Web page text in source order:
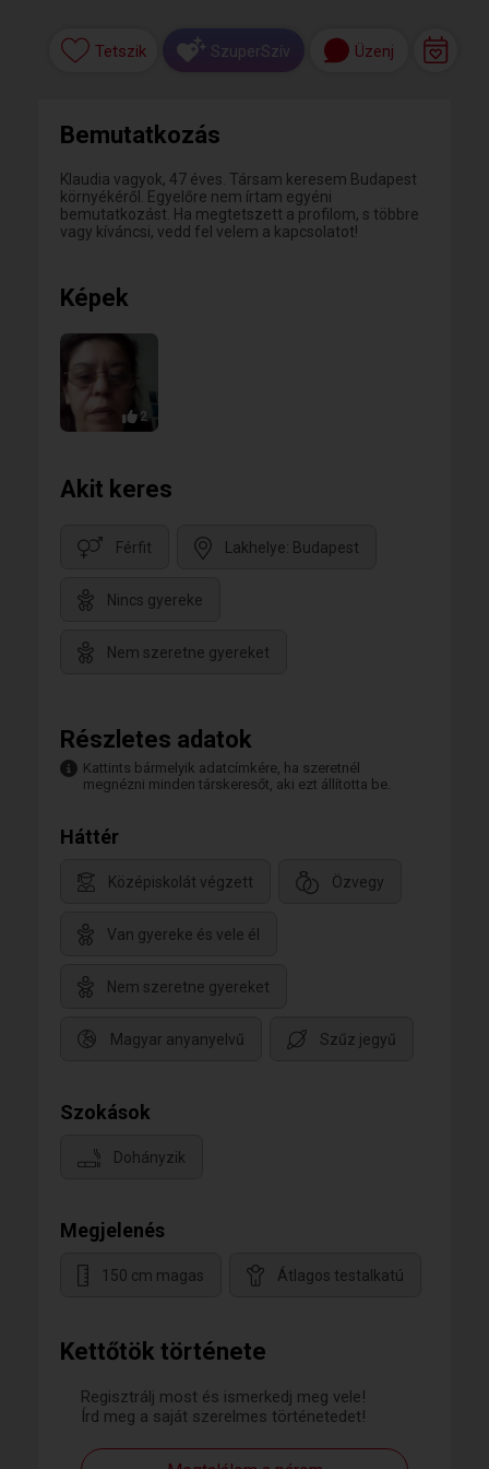
Kettőtök története
Regisztrálj most és ismerkedj meg vele!
Írd meg a saját szerelmes történetedet!
Tetszik SzuperSzív Üzenj
Bemutatkozás
Klaudia vagyok, 47 éves. Társam keresem Budapest
környékéről. Egyelőre nem írtam egyéni
bemutatkozást. Ha megtetszett a profilom, s többre
vagy kíváncsi, vedd fel velem a kapcsolatot!
Képek
2
Akit keres
Férfit Lakhelye: Budapest
Nincs gyereke
Nem szeretne gyereket
Részletes adatok
Kattints bármelyik adatcímkére, ha szeretnél
megnézni minden társkeresőt, aki ezt állította be.
Háttér
Középiskolát végzett Özvegy
Van gyereke és vele él
Nem szeretne gyereket
Magyar anyanyelvű Szűz jegyű
Szokások
Dohányzik
Megjelenés
150 cm magas Átlagos testalkatú